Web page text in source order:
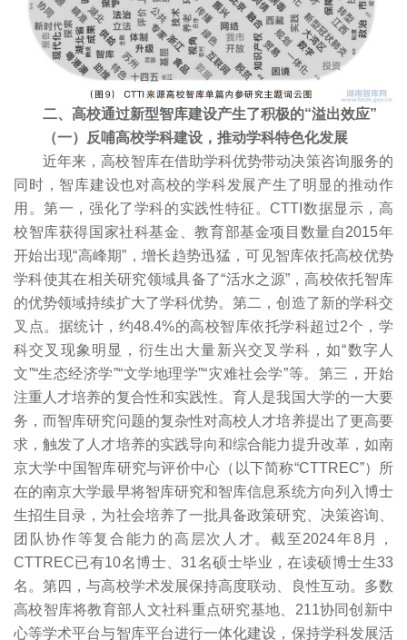
二、高校通过新型智库建设产生了积极的“溢出效应”
（一）反哺高校学科建设，推动学科特色化发展
近年来，高校智库在借助学科优势带动决策咨询服务的
同时，智库建设也对高校的学科发展产生了明显的推动作
用。第一，强化了学科的实践性特征。CTTI数据显示，高
校智库获得国家社科基金、教育部基金项目数量自2015年
开始出现“高峰期”，增长趋势迅猛，可见智库依托高校优势
学科使其在相关研究领域具备了“活水之源”，高校依托智库
的优势领域持续扩大了学科优势。第二，创造了新的学科交
叉点。据统计，约48.4%的高校智库依托学科超过2个，学
科交叉现象明显，衍生出大量新兴交叉学科，如“数字人
文”“生态经济学”“文学地理学”“灾难社会学”等。第三，开始
注重人才培养的复合性和实践性。育人是我国大学的一大要
务，而智库研究问题的复杂性对高校人才培养提出了更高要
求，触发了人才培养的实践导向和综合能力提升改革，如南
京大学中国智库研究与评价中心（以下简称“CTTREC”）所
在的南京大学最早将智库研究和智库信息系统方向列入博士
生招生目录，为社会培养了一批具备政策研究、决策咨询、
团队协作等复合能力的高层次人才。截至2024年8月，
CTTREC已有10名博士、31名硕士毕业，在读硕博士生33
名。第四，与高校学术发展保持高度联动、良性互动。多数
高校智库将教育部人文社科重点研究基地、211协同创新中
心等学术平台与智库平台进行一体化建设，保持学科发展活